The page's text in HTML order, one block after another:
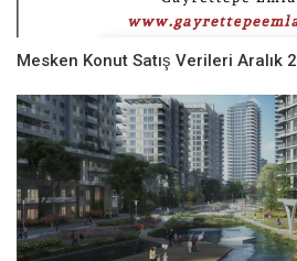
Mesken Konut Satış Verileri Aralık